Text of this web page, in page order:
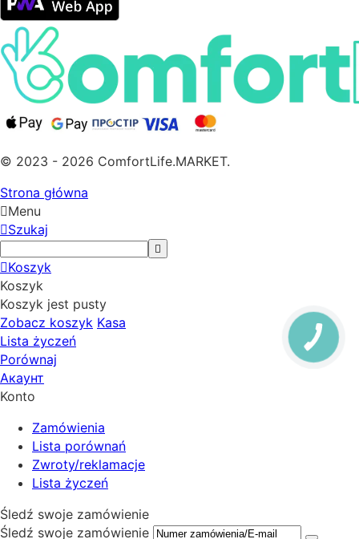
© 2023 - 2026 ComfortLife.MARKET.
Strona główna
Menu
Szukaj
Koszyk
Koszyk
Koszyk jest pusty
Zobacz koszyk Kasa
Lista życzeń
Porównaj
Акаунт
Konto
Zamówienia
Lista porównań
Zwroty/reklamacje
Lista życzeń
Śledź swoje zamówienie
Śledź swoje zamówienie